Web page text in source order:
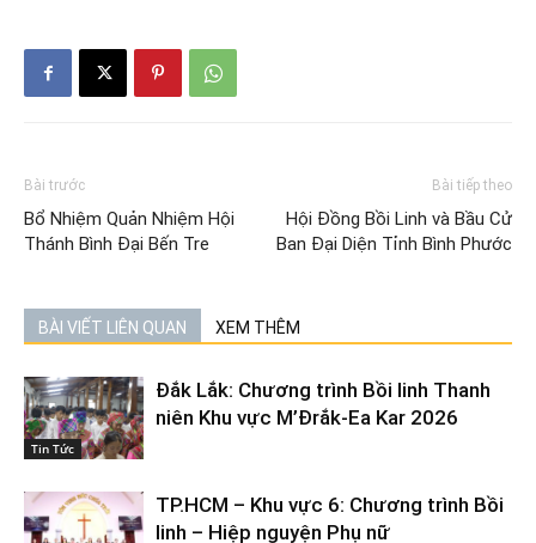
Bài trước
Bổ Nhiệm Quản Nhiệm Hội
Thánh Bình Đại Bến Tre
Bài tiếp theo
Hội Đồng Bồi Linh và Bầu Cử
Ban Đại Diện Tỉnh Bình Phước
BÀI VIẾT LIÊN QUAN XEM THÊM
Tin Tức
Đắk Lắk: Chương trình Bồi linh Thanh
niên Khu vực M’Đrắk-Ea Kar 2026
TP.HCM – Khu vực 6: Chương trình Bồi
linh – Hiệp nguyện Phụ nữ